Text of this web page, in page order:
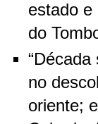
estado e
do
no
oriente;